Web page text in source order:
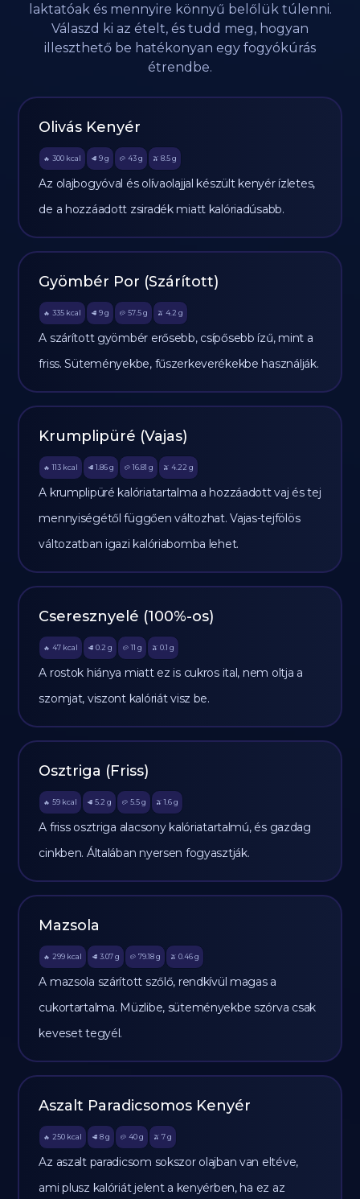
laktatóak és mennyire könnyű belőlük túlenni.
Válaszd ki az ételt, és tudd meg, hogyan
illeszthető be hatékonyan egy fogyókúrás
étrendbe.
Olivás Kenyér
🔥 300 kcal 🥩 9 g 🥔 43g 🫒 8.5 g
Az olajbogyóval és olívaolajjal készült kenyér ízletes,
de a hozzáadott zsiradék miatt kalóriadúsabb.
Gyömbér Por (Szárított)
🔥 335 kcal 🥩 9 g 🥔 57.5g 🫒 4.2 g
A szárított gyömbér erősebb, csípősebb ízű, mint a
friss. Süteményekbe, fűszerkeverékekbe használják.
Krumplipüré (Vajas)
🔥 113 kcal 🥩 1.86 g 🥔 16.81 g 🫒 4.22 g
A krumplipüré kalóriatartalma a hozzáadott vaj és tej
mennyiségétől függően változhat. Vajas-tejfölös
változatban igazi kalóriabomba lehet.
Cseresznyelé (100%-os)
🔥 47 kcal 🥩 0.2 g 🥔 11 g 🫒 0.1 g
A rostok hiánya miatt ez is cukros ital, nem oltja a
szomjat, viszont kalóriát visz be.
Osztriga (Friss)
🔥 59 kcal 🥩 5.2 g 🥔 5.5g 🫒 1.6 g
A friss osztriga alacsony kalóriatartalmú, és gazdag
cinkben. Általában nyersen fogyasztják.
Mazsola
🔥 299 kcal 🥩 3.07 g 🥔 79.18g 🫒 0.46 g
A mazsola szárított szőlő, rendkívül magas a
cukortartalma. Müzlibe, süteményekbe szórva csak
keveset tegyél.
Aszalt Paradicsomos Kenyér
🔥 250 kcal 🥩 8 g 🥔 40g 🫒 7 g
Az aszalt paradicsom sokszor olajban van eltéve,
ami plusz kalóriát jelent a kenyérben, ha ez az